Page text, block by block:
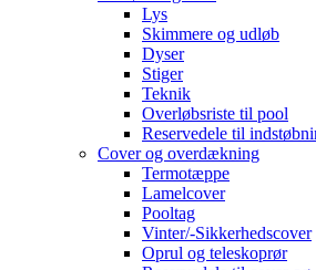
Lys
Skimmere og udløb
Dyser
Stiger
Teknik
Overløbsriste til pool
Reservedele til
Cover og overdækning
Termotæppe
Lamelcover
Pooltag
Vinter/-Sikkerhedscover
Oprul og teleskoprør